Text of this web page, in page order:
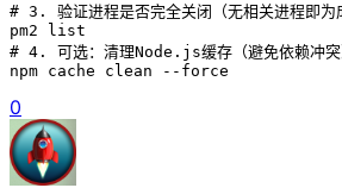
# 3. 验证进程是否完全关闭（无相关进程即为
pm2 list
# 4. 可选：清理Node.js缓存（避免依赖冲突
npm cache clean --force
0